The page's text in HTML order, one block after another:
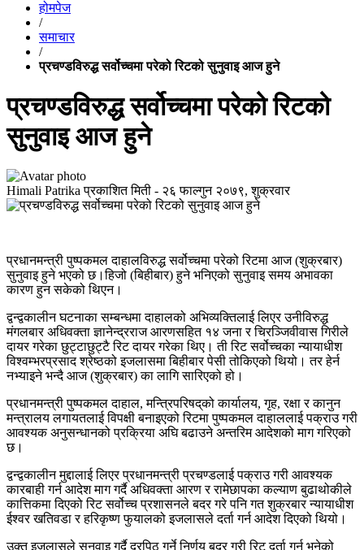
होमपेज
/
समाचार
/
प्रचण्डविरुद्ध सर्वोच्चमा परेको रिटको सुनुवाइ आज हुने
प्रचण्डविरुद्ध सर्वोच्चमा परेको रिटको
सुनुवाइ आज हुने
Himali Patrika प्रकाशित मिती - २६ फाल्गुन २०७९, शुक्रवार
प्रधानमन्त्री पुष्पकमल दाहालविरुद्ध सर्वोच्चमा परेको रिटमा आज (शुक्रबार)
सुनुवाइ हुने भएको छ।हिजो (बिहीबार) हुने भनिएको सुनुवाइ समय अभावका
कारण हुन सकेको थिएन।
द्वन्द्वकालीन घटनाका सम्बन्धमा दाहालको अभिव्यक्तिलाई लिएर उनीविरुद्ध
मंगलबार अधिवक्ता ज्ञानेन्द्रराज आरणसहित १४ जना र चिरञ्जिवीवास गिरीले
दायर गरेका छुट्टाछुट्टै रिट दायर गरेका थिए। ती रिट सर्वोच्चका न्यायाधीश
विश्वम्भरप्रसाद श्रेष्ठको इजलासमा बिहीबार पेसी तोकिएको थियो। तर हेर्न
नभ्याइने भन्दै आज (शुक्रबार) का लागि सारिएको हो।
प्रधानमन्त्री पुष्पकमल दाहाल, मन्त्रिपरिषद्‌को कार्यालय, गृह, रक्षा र कानुन
मन्त्रालय लगायतलाई विपक्षी बनाइएको रिटमा पुष्पकमल दाहाललाई पक्राउ गरी
आवश्यक अनुसन्धानको प्रक्रिया अघि बढाउने अन्तरिम आदेशको माग गरिएको
छ।
द्वन्द्वकालीन मुद्दालाई लिएर प्रधानमन्त्री प्रचण्डलाई पक्राउ गरी आवश्यक
कारबाही गर्न आदेश माग गर्दै अधिवक्ता आरण र रामेछापका कल्याण बुढाथोकीले
कात्तिकमा दिएको रिट सर्वोच्च प्रशासनले बदर गरे पनि गत शुक्रबार न्यायाधीश
ईश्वर खतिवडा र हरिकृष्ण फुयालको इजलासले दर्ता गर्न आदेश दिएको थियो।
उक्त इजलासले सुनुवाइ गर्दै दरपिठ गर्ने निर्णय बदर गरी रिट दर्ता गर्न भनेको